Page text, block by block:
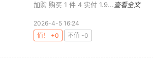
加购 购买 1 件 4 实付 1.9... 查看全文
2026-4-5 16:24
值！ +0
不值 -0